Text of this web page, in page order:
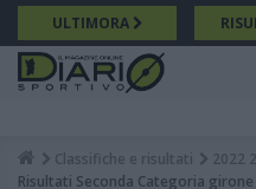
Salta
al
contenuto
principale
ULTIMORA
Breadcrumb
Classifiche e risultati 2022
Risultati Seconda Categoria